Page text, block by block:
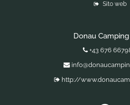
Sito web
Donau
+43 676
http://